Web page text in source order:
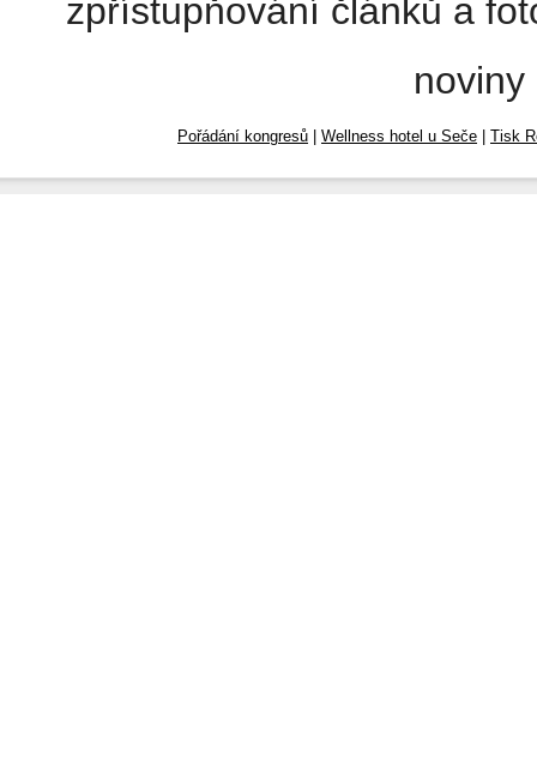
zpřístupňování článků a
Pořádání kongresů | Wellness hotel u Seče | Tisk